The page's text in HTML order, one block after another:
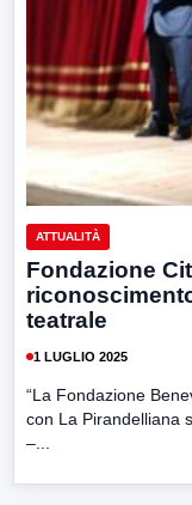
ATTUALITÀ
Fondazione
teatrale
1 LUGLIO 2025
“La Fondazione
con La Pirandelliana
–...